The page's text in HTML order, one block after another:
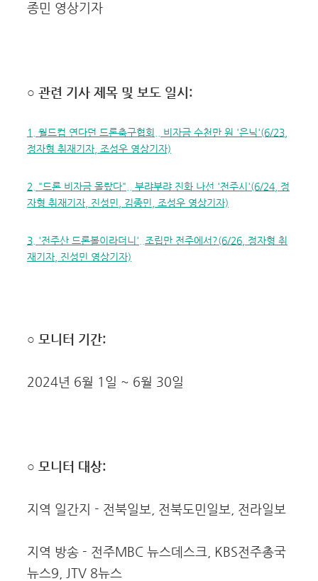
종민 영상기자
○ 관련 기사 제목 및 보도 일시:
1. 월드컵 연다던 드론축구협회.. 비자금 수천만 원 '은닉'(6/23,
정자형 취재기자, 조성우 영상기자)
2. "드론 비자금 몰랐다".. 부랴부랴 진화 나선 '전주시'(6/24, 정
자형 취재기자, 진성민, 김종민, 조성우 영상기자)
3. '전주산 드론볼이라더니'..조립만 전주에서?(6/26, 정자형 취
재기자, 진성민 영상기자)
○ 모니터 기간:
2024년 6월 1일 ~ 6월 30일
○ 모니터 대상:
지역 일간지 - 전북일보, 전북도민일보, 전라일보
지역 방송 - 전주MBC 뉴스데스크, KBS전주총국
뉴스9, JTV 8뉴스